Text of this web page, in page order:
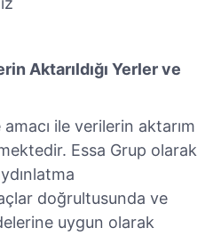
Aktarıldığı Yerler ve
ile verilerin aktarım
Essa Grup olarak
doğrultusunda ve
uygun olarak